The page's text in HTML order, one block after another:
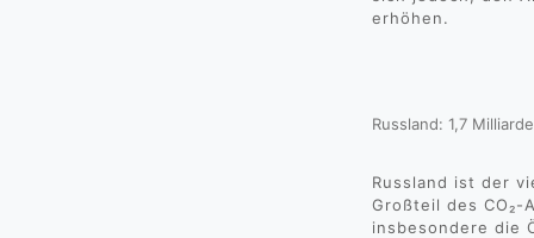
erhöhen.
Russland: 1,7
Russland ist der
Großteil des
insbesondere die